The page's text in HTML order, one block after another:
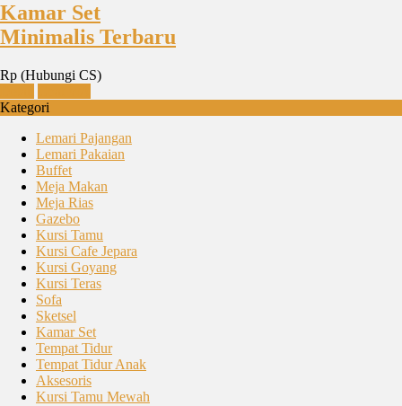
Kamar Set
Minimalis Terbaru
Rp (Hubungi CS)
Kategori
Lemari Pajangan
Lemari Pakaian
Buffet
Meja Makan
Meja Rias
Gazebo
Kursi Tamu
Kursi Cafe Jepara
Kursi Goyang
Kursi Teras
Sofa
Sketsel
Kamar Set
Tempat Tidur
Tempat Tidur Anak
Aksesoris
Kursi Tamu Mewah